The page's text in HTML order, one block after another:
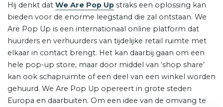
Hij denkt dat We Are Pop Up straks een oplossing kan
bieden voor de enorme leegstand die zal ontstaan. We
Are Pop Up is een internationaal online platform dat
huurders en verhuurders van tijdelijke retail ruimte met
elkaar in contact brengt. Het kan daarbij gaan om een
hele pop-up store, maar door middel van ‘shop share’
kan ook schapruimte of een deel van een winkel worden
gehuurd. We Are Pop Up opereert in grote steden
Europa en daarbuiten. Om een idee van de omvang te